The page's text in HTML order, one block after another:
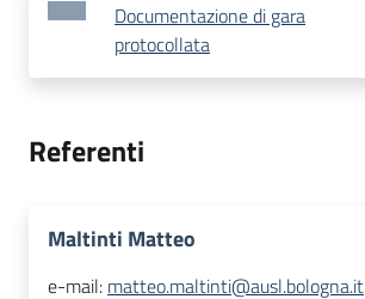
Documentazione di gara
protocollata
Referenti
Maltinti Matteo
e-mail: matteo.maltinti@ausl.bologna.it